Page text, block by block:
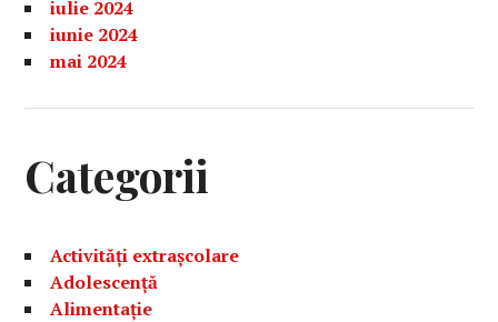
iulie 2024
iunie 2024
mai 2024
Categorii
Activități extrașcolare
Adolescență
Alimentație